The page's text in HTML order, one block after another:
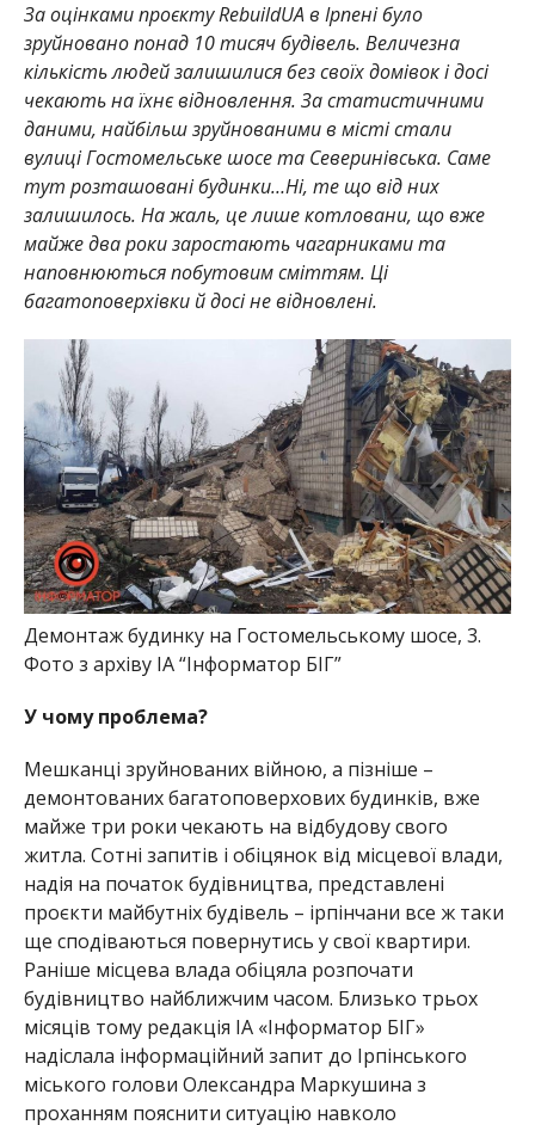
За оцінками проєкту RebuildUA в Ірпені було
зруйновано понад 10 тисяч будівель. Величезна
кількість людей залишилися без своїх домівок і досі
чекають на їхнє відновлення. За статистичними
даними, найбільш зруйнованими в місті стали
вулиці Гостомельське шосе та Северинівська. Саме
тут розташовані будинки…Ні, те що від них
залишилось. На жаль, це лише котловани, що вже
майже два роки заростають чагарниками та
наповнюються побутовим сміттям. Ці
багатоповерхівки й досі не відновлені.
Демонтаж будинку на Гостомельському шосе, 3.
Фото з архіву ІА “Інформатор БІГ”
У чому проблема?
Мешканці зруйнованих війною, а пізніше –
демонтованих багатоповерхових будинків, вже
майже три роки чекають на відбудову свого
житла. Сотні запитів і обіцянок від місцевої влади,
надія на початок будівництва, представлені
проєкти майбутніх будівель – ірпінчани все ж таки
ще сподіваються повернутись у свої квартири.
Раніше місцева влада обіцяла розпочати
будівництво найближчим часом. Близько трьох
місяців тому редакція ІА «Інформатор БІГ»
надіслала інформаційний запит до Ірпінського
міського голови Олександра Маркушина з
проханням пояснити ситуацію навколо